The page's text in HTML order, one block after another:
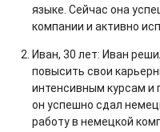
языке. Сейчас она
компании и активно
Иван, 30 лет: Иван
повысить свои
интенсивным курсам и
он успешно сдал
работу в немецкой